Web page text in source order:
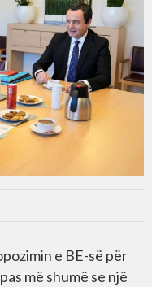
e BE-së për
më shumë se një